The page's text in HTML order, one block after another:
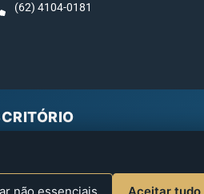
(62) 4104-0181
Google